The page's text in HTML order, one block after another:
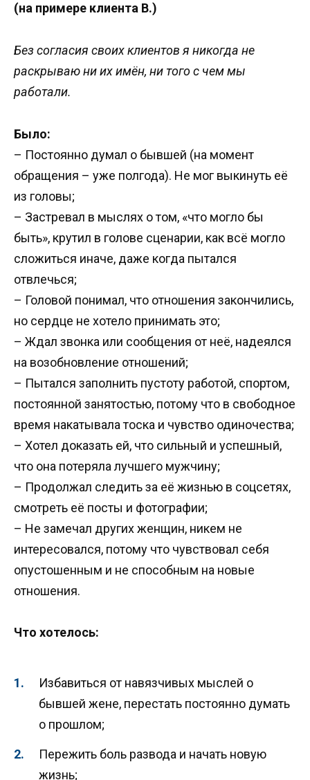
(на примере клиента В.)
Без согласия своих клиентов я никогда не
раскрываю ни их имён, ни того с чем мы
работали.
Было:
– Постоянно думал о бывшей (на момент
обращения – уже полгода). Не мог выкинуть её
из головы;
– Застревал в мыслях о том, «что могло бы
быть», крутил в голове сценарии, как всё могло
сложиться иначе, даже когда пытался
отвлечься;
– Головой понимал, что отношения закончились,
но сердце не хотело принимать это;
– Ждал звонка или сообщения от неё, надеялся
на возобновление отношений;
– Пытался заполнить пустоту работой, спортом,
постоянной занятостью, потому что в свободное
время накатывала тоска и чувство одиночества;
– Хотел доказать ей, что сильный и успешный,
что она потеряла лучшего мужчину;
– Продолжал следить за её жизнью в соцсетях,
смотреть её посты и фотографии;
– Не замечал других женщин, никем не
интересовался, потому что чувствовал себя
опустошенным и не способным на новые
отношения.
Что хотелось:
Избавиться от навязчивых мыслей о
бывшей жене, перестать постоянно думать
о прошлом;
Пережить боль развода и начать новую
жизнь;